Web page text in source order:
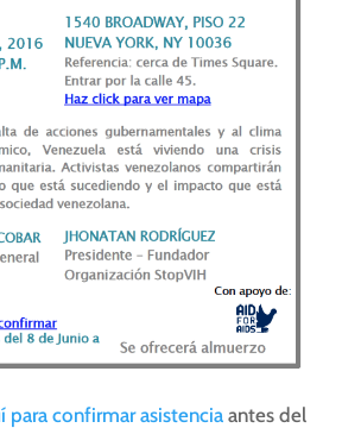
para confirmar asistencia antes del